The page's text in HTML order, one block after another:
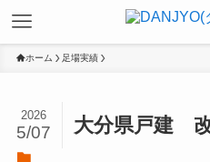
ホーム 足場実績
大分県戸建
2026
5/07